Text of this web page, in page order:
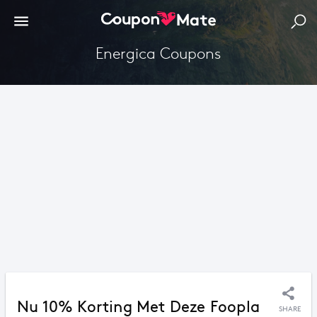
Energica Coupons
Nu 10% Korting Met Deze Foopla SHARE